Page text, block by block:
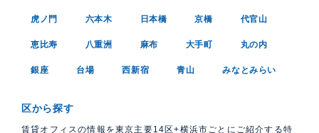
虎ノ門 六本木 日本橋 京橋 代官山
恵比寿 八重洲 麻布 大手町 丸の内
銀座 台場 西新宿 青山 みなとみらい
区から探す
賃貸オフィスの情報を東京主要14区+横浜市ごとにご紹介する特